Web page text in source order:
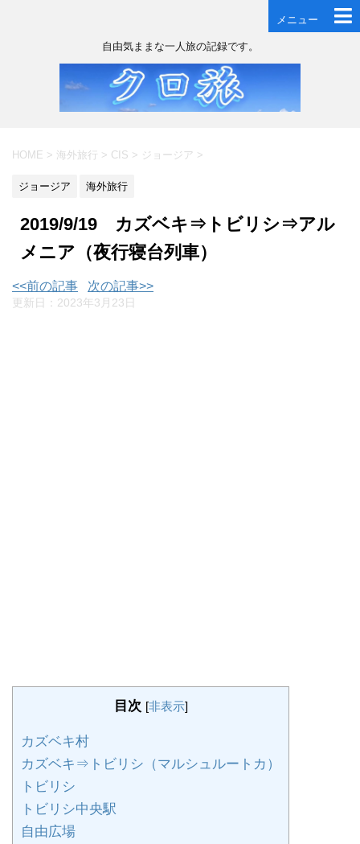
メニュー
自由気ままな一人旅の記録です。
HOME > 海外旅行 > CIS > ジョージア >
ジョージア 海外旅行
2019/9/19 カズベキ⇒トビリシ⇒アル
メニア（夜行寝台列車）
<<前の記事 次の記事>>
更新日： 2023年3月23日
目次 [非表示]
カズベキ村
カズベキ⇒トビリシ（マルシュルートカ）
トビリシ
トビリシ中央駅
自由広場